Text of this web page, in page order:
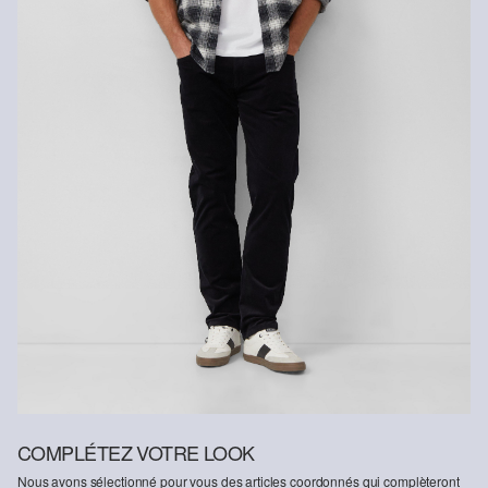
COMPLÉTEZ VOTRE LOOK
Nous avons sélectionné pour vous des articles coordonnés qui complèteront